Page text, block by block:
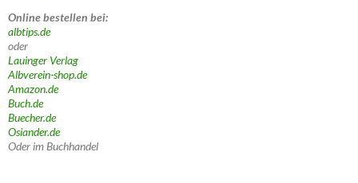
Online bestellen bei:
albtips.de
oder
Lauinger Verlag
Albverein-shop.de
Amazon.de
Buch.de
Buecher.de
Osiander.de
Oder im Buchhandel